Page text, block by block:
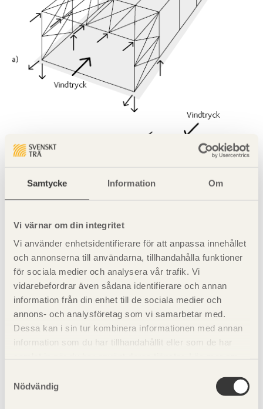
Samtycke Information Om
Vi värnar om din integritet
Vi använder enhetsidentifierare för att anpassa innehållet
och annonserna till användarna, tillhandahålla funktioner
för sociala medier och analysera vår trafik. Vi
vidarebefordrar även sådana identifierare och annan
information från din enhet till de sociala medier och
annons- och analysföretag som vi samarbetar med.
Dessa kan i sin tur kombinera informationen med annan
information som du har tillhandahållit eller som de har
Nödvändig
Figur 13.23 Stagning av en mindre byggnad.
T = dragna takåsar,
C = tryckta takåsar.